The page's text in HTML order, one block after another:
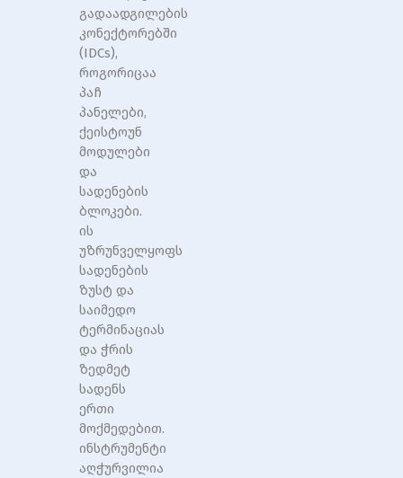
გადაადგილების
კონექტორებში
(IDCs),
როგორიცაა
პაჩ
პანელები,
ქეისტოუნ
მოდულები
და
სადენების
ბლოკები.
ის
უზრუნველყოფს
სადენების
ზუსტ და
საიმედო
ტერმინაციას
და ჭრის
ზედმეტ
სადენს
ერთი
მოქმედებით.
ინსტრუმენტი
აღჭურვილია